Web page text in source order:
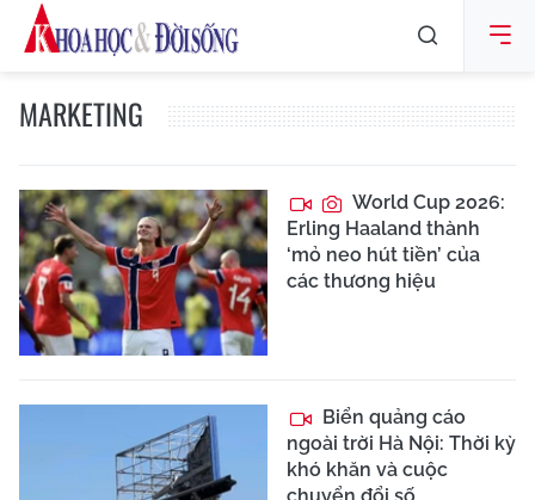
MARKETING
World Cup 2026:
Erling Haaland thành
‘mỏ neo hút tiền’ của
các thương hiệu
Biển quảng cáo
ngoài trời Hà Nội: Thời kỳ
khó khăn và cuộc
chuyển đổi số